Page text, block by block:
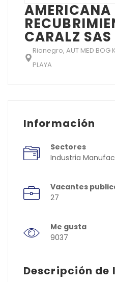
AMERICANA
CARALZ SAS
Rionegro, AUT MED BOG
PLAYA
Información
Sectores
Industria
Vacantes
27
Me gusta
9037
Descripción de